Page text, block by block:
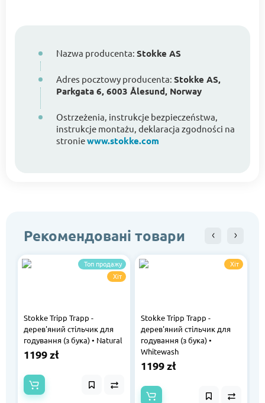
Nazwa producenta: Stokke AS
Adres pocztowy producenta: Stokke AS,
Parkgata 6, 6003 Ålesund, Norway
Ostrzeżenia, instrukcje bezpieczeństwa,
instrukcje montażu, deklaracja zgodności na
stroniewww.stokke.com
Рекомендовані товари
Топ продажу
Хіт
Stokke Tripp Trapp -
дерев'яний стільчик для
годування (з бука) • Natural
1199 zł
Хіт
Stokke Tripp Trapp -
дерев'яний стільчик для
годування (з бука) •
Whitewash
1199 zł